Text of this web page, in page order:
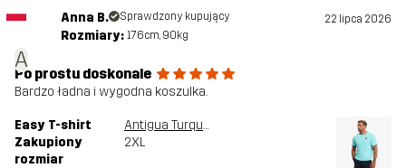
A
Anna B. Sprawdzony kupujący 22 lipca 2026
Rozmiary: 176cm, 90kg
Po prostu doskonale
Bardzo ładna i wygodna koszulka.
Easy T-shirt
Antigua Turquoise
Zakupiony
rozmiar
2XL